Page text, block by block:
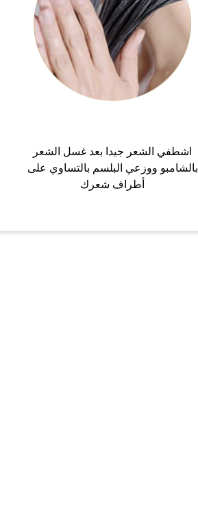
اشطفي الشعر جيدا بعد غسل الشعر
بالشامبو ووزعي البلسم بالتساوي على
أطراف شعرك